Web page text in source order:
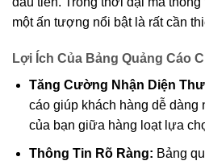
một ấn tượng nổi bật là rất cần
Lợi Ích Của Bảng Quảng Cáo
Tăng Cường Nhận Diện
cáo giúp khách hàng dễ dàng
của bạn giữa hàng loạt lựa
Thông Tin Rõ Ràng: Bảng